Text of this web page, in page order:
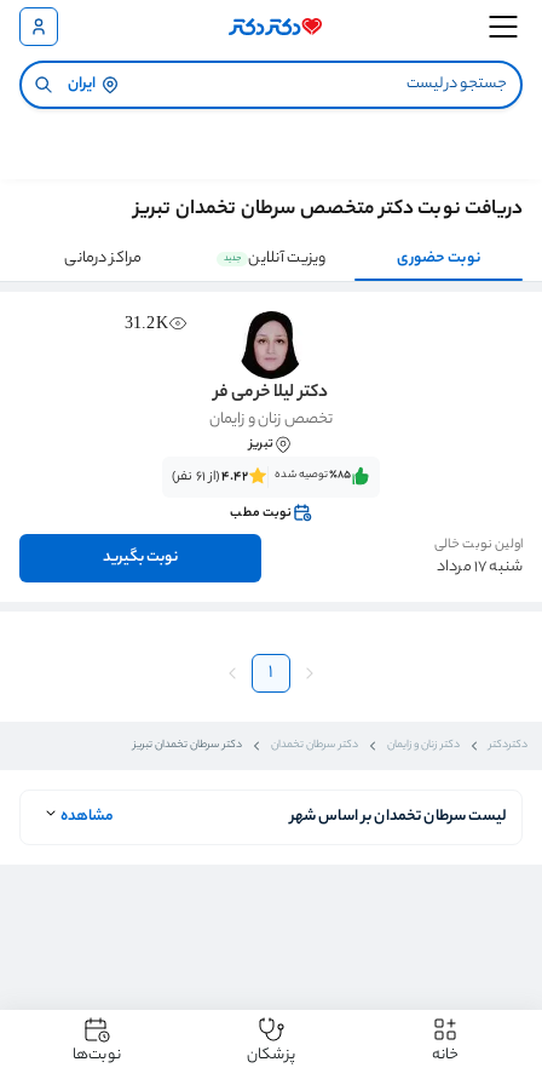
ایران
دکتردکتر دکتر زنان و زایمان دکتر سرطان تخمدان دکتر سرطان تخمدان تبریز
دریافت نوبت دکتر متخصص سرطان تخمدان تبریز
نوبت حضوری ویزیت آنلاین جدید مراکز درمانی
31.2K
دکتر لیلا خرمی فر
تخصص زنان و زایمان
تبریز
٪85‌‌‌توصیه شده 4.42(از 61 نفر)
نوبت مطب
اولین نوبت خالی
شنبه 17 مرداد نوبت بگیرید
1
لیست سرطان تخمدان بر اساس شهر مشاهده
خانه پزشکان نوبت‌ها